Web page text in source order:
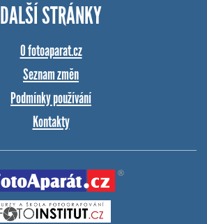
DALŠÍ STRÁNKY
O fotoaparat.cz
Seznam změn
Podmínky používání
Kontakty